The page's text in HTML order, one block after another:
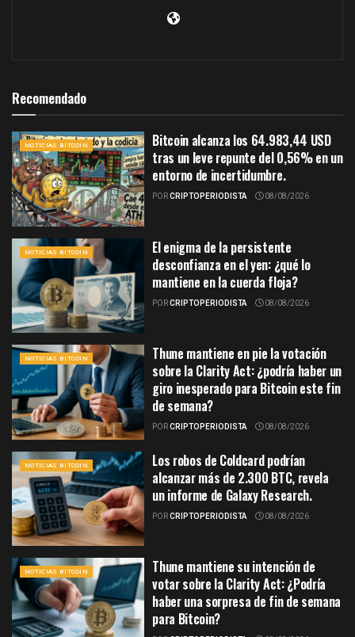
Recomendado
NOTICIAS BITCOIN
Bitcoin alcanza los 64.983,44 USD
tras un leve repunte del 0,56% en un
entorno de incertidumbre.
PORCRIPTOPERIODISTA 08/08/2026
NOTICIAS BITCOIN
El enigma de la persistente
desconfianza en el yen: ¿qué lo
mantiene en la cuerda floja?
PORCRIPTOPERIODISTA 08/08/2026
NOTICIAS BITCOIN
Thune mantiene en pie la votación
sobre la Clarity Act: ¿podría haber un
giro inesperado para Bitcoin este fin
de semana?
PORCRIPTOPERIODISTA 08/08/2026
NOTICIAS BITCOIN
Los robos de Coldcard podrían
alcanzar más de 2.300 BTC, revela
un informe de Galaxy Research.
PORCRIPTOPERIODISTA 08/08/2026
NOTICIAS BITCOIN
Thune mantiene su intención de
votar sobre la Clarity Act: ¿Podría
haber una sorpresa de fin de semana
para Bitcoin?